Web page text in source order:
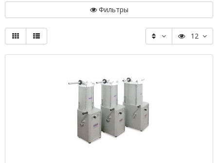
Фильтры
12